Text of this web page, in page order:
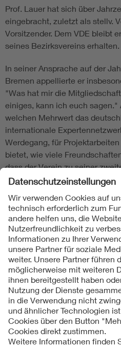
Prof. Lauer hat sich über
eingebracht, zuletzt als stellv.
Vorsitzender. Dem VDE bleibt
seines Bezirksvereins erhalten.
In seiner Ansprache auf der
Bremen appellierte er
"Was hat mir die
einiges, kann ich euch sagen."
welchen Mehrwert das
internationale
Werdegang, für
bietet, wie viele
dass der Verein zu seiner
Folgen Sie uns
Kontakte
Service
Impressum